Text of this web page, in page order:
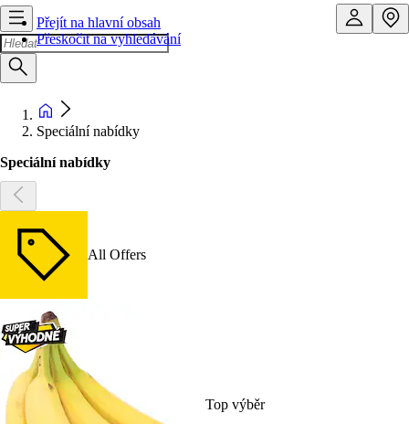
Přejít na hlavní obsah
Přeskočit na vyhledávání
Speciální nabídky
Speciální nabídky
All Offers
Top výběr